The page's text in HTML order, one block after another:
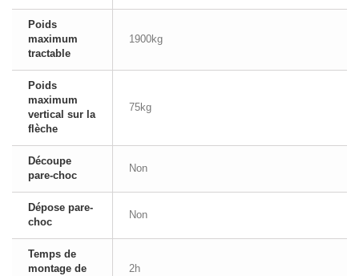
Poids
maximum
tractable
1900kg
Poids
maximum
vertical sur la
flèche
75kg
Découpe
pare-choc
Non
Dépose pare-
choc
Non
Temps de
montage de
2h